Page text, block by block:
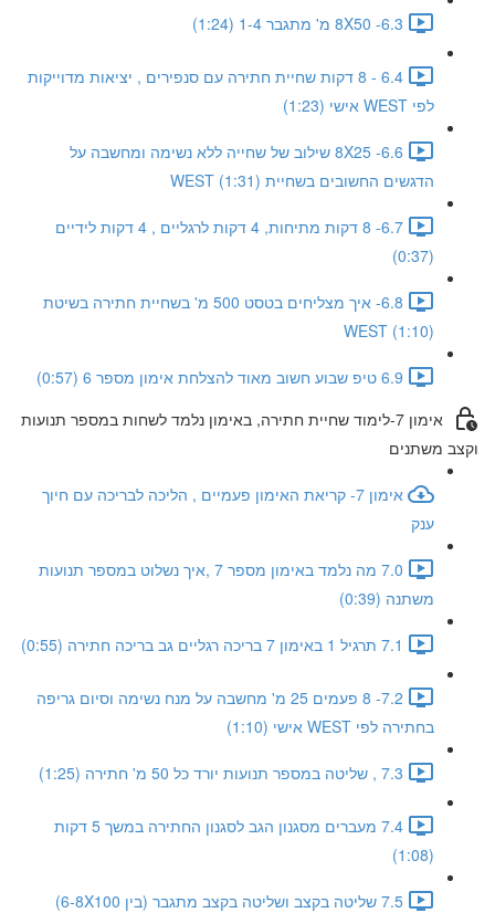
6.3- 8X50 מ' מתגבר 1-4 (1:24)
6.4 - 8 דקות שחיית חתירה עם סנפירים , יציאות מדוייקות
לפי WEST אישי (1:23)
6.6- 8X25 שילוב של שחייה ללא נשימה ומחשבה על
הדגשים החשובים בשחיית WEST (1:31)
6.7- 8 דקות מתיחות, 4 דקות לרגליים , 4 דקות לידיים
(0:37)
6.8- איך מצליחים בטסט 500 מ' בשחיית חתירה בשיטת
WEST (1:10)
6.9 טיפ שבוע חשוב מאוד להצלחת אימון מספר 6 (0:57)
אימון 7-לימוד שחיית חתירה, באימון נלמד לשחות במספר תנועות
וקצב משתנים
אימון 7- קריאת האימון פעמיים , הליכה לבריכה עם חיוך
ענק
7.0 מה נלמד באימון מספר 7 ,איך נשלוט במספר תנועות
משתנה (0:39)
7.1 תרגיל 1 באימון 7 בריכה רגליים גב בריכה חתירה (0:55)
7.2- 8 פעמים 25 מ' מחשבה על מנח נשימה וסיום גריפה
בחתירה לפי WEST אישי (1:10)
7.3 , שליטה במספר תנועות יורד כל 50 מ' חתירה (1:25)
7.4 מעברים מסגנון הגב לסגנון החתירה במשך 5 דקות
(1:08)
7.5 שליטה בקצב ושליטה בקצב מתגבר (בין 6-8X100)